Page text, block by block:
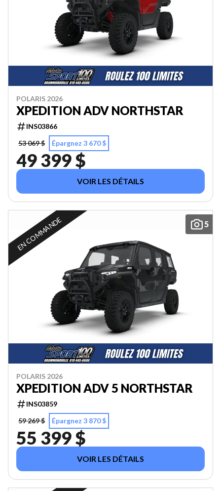
POLARIS 2026
XPEDITION ADV NORTHSTAR
INS03866
53 069 $
Épargnez 3 670 $
49 399 $
VOIR LES DÉTAILS
5
EN COMMANDE
POLARIS 2026
XPEDITION ADV 5 NORTHSTAR
INS03859
59 269 $
Épargnez 3 870 $
55 399 $
VOIR LES DÉTAILS